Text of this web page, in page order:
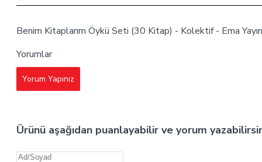
Benim Kitaplarım Öykü Seti (30 Kitap) - Kolektif - Ema
Yorumlar
Yorum Yapınız
Ürünü aşağıdan puanlayabilir ve yorum